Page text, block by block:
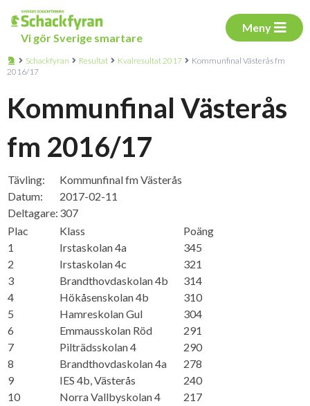
Vi gör Sverige smartare
Meny
Schackfyran Resultat Kvalresultat 2017
Kommunfinal Västerås fm
2016/17
Kommunfinal Västerås
fm 2016/17
Tävling:
Kommunfinal fm Västerås
Datum:
2017-02-11
Deltagare: 307
Plac
Klass
Poäng
1
Irstaskolan 4a
345
2
Irstaskolan 4c
321
3
Brandthovdaskolan 4b
314
4
Hökåsenskolan 4b
310
5
Hamreskolan Gul
304
6
Emmausskolan Röd
291
7
Pilträdsskolan 4
290
8
Brandthovdaskolan 4a
278
9
IES 4b, Västerås
240
10
Norra Vallbyskolan 4
217